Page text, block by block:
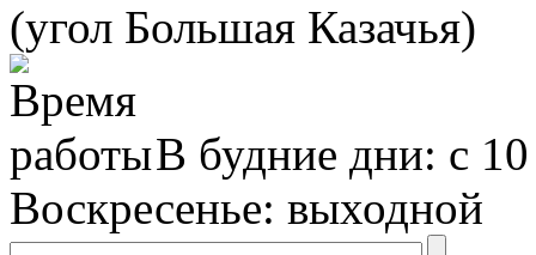
(угол Большая Казачья)
В будние дни: с
Воскресенье: выходной